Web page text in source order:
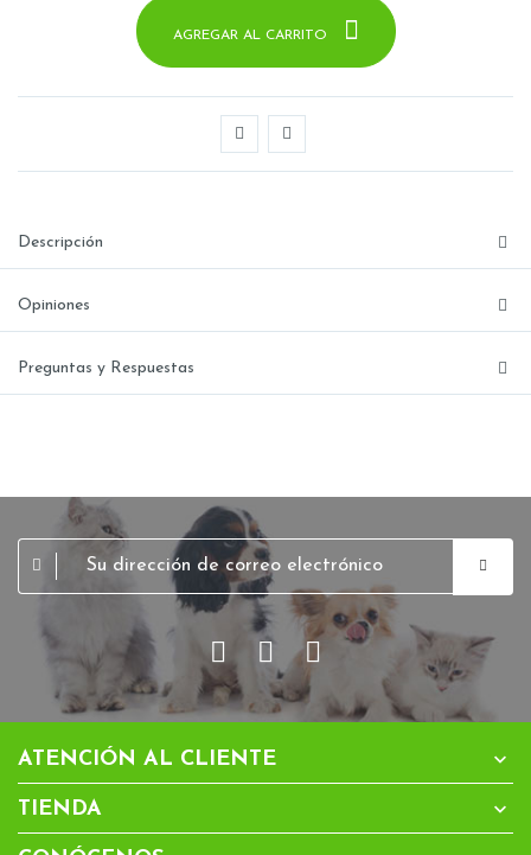
AGREGAR AL CARRITO
Descripción
Opiniones
Preguntas y Respuestas
ATENCIÓN AL CLIENTE 
TIENDA 